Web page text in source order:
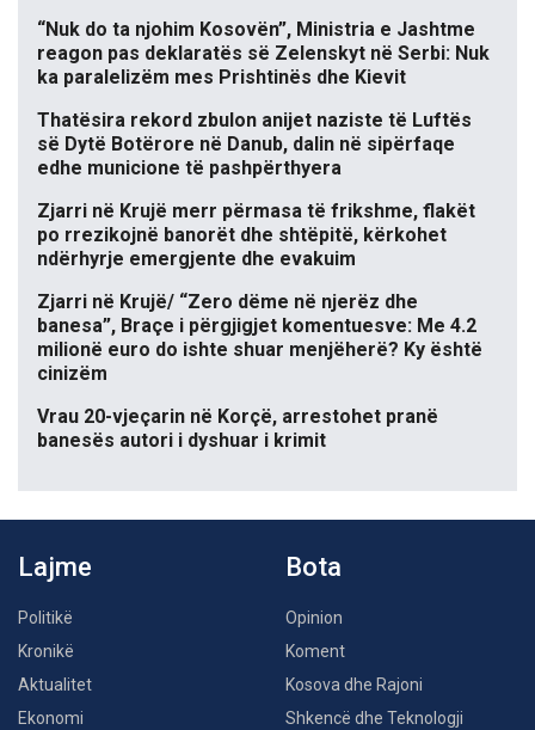
“Nuk do ta njohim Kosovën”, Ministria e Jashtme
reagon pas deklaratës së Zelenskyt në Serbi: Nuk
ka paralelizëm mes Prishtinës dhe Kievit
Thatësira rekord zbulon anijet naziste të Luftës
së Dytë Botërore në Danub, dalin në sipërfaqe
edhe municione të pashpërthyera
Zjarri në Krujë merr përmasa të frikshme, flakët
po rrezikojnë banorët dhe shtëpitë, kërkohet
ndërhyrje emergjente dhe evakuim
Zjarri në Krujë/ “Zero dëme në njerëz dhe
banesa”, Braçe i përgjigjet komentuesve: Me 4.2
milionë euro do ishte shuar menjëherë? Ky është
cinizëm
Vrau 20-vjeçarin në Korçë, arrestohet pranë
banesës autori i dyshuar i krimit
Lajme
Politikë
Kronikë
Aktualitet
Ekonomi
Bota
Opinion
Koment
Kosova dhe Rajoni
Shkencë dhe Teknologji